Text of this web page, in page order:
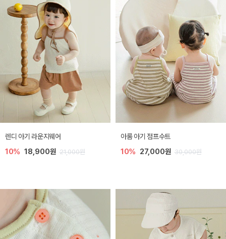
렌디 아기 라운지웨어
10% 18,900원 21,000원
아롬 아기 점프수트
10% 27,000원 30,000원